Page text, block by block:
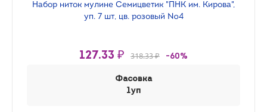
Набор ниток мулине Семицветик "ПНК им. Кирова",
уп. 7 шт, цв. розовый №4
127.33 ₽ 318.33 ₽ -60%
Фасовка
1уп